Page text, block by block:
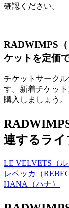
確認ください。
RADWIMPS
ケットを定価
チケットサーク
す。新着チケッ
購入しましょう。
連するライ
LE VELVETS（ル
レベッカ（
HANA（ハナ）